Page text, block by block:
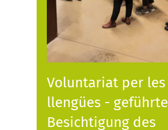
Voluntariat per les
llengües - geführte
Besichtigung des